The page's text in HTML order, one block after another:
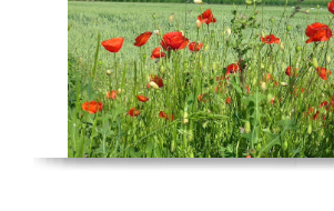
Multi ( Kulti ) Deutsch